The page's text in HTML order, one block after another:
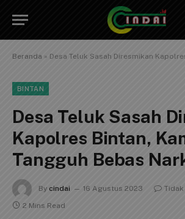
Beranda » Desa Teluk Sasah Diresmikan Kapolres Bintan,
BINTAN
Desa Teluk Sasah
Kapolres Bintan,
Tangguh Bebas
By cindai 16 Agustus 2023
2 Mins Read